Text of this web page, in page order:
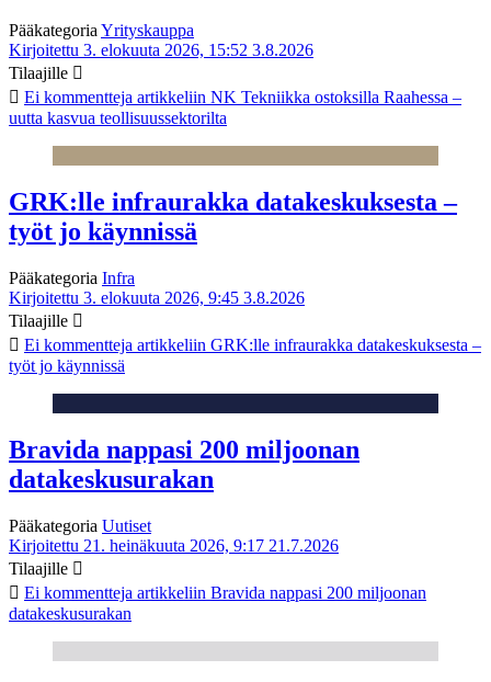
Pääkategoria Yrityskauppa
Kirjoitettu 3. elokuuta 2026, 15:52 3.8.2026
Tilaajille
Ei kommentteja artikkeliin NK Tekniikka ostoksilla Raahessa –
uutta kasvua teollisuussektorilta
GRK:lle infraurakka datakeskuksesta –
työt jo käynnissä
Pääkategoria Infra
Kirjoitettu 3. elokuuta 2026, 9:45 3.8.2026
Tilaajille
Ei kommentteja artikkeliin GRK:lle infraurakka datakeskuksesta –
työt jo käynnissä
Bravida nappasi 200 miljoonan
datakeskusurakan
Pääkategoria Uutiset
Kirjoitettu 21. heinäkuuta 2026, 9:17 21.7.2026
Tilaajille
Ei kommentteja artikkeliin Bravida nappasi 200 miljoonan
datakeskusurakan